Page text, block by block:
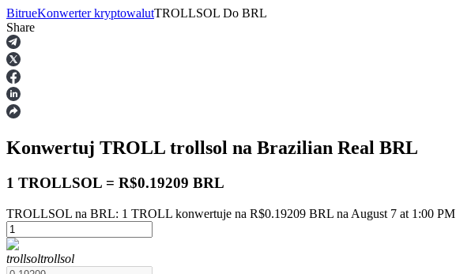
Kontrakty terminowe
Kontrakty terminowe na USDT
Kontrakty futures wykorzystujące USDT jako zabezpieczenie
BitrueKonwerter kryptowalutTROLLSOL Do BRL
Share
Konwertuj TROLL trollsol na Brazilian Real BRL
1 TROLLSOL = R$0.19209 BRL
TROLLSOL na BRL: 1 TROLL konwertuje na R$0.19209 BRL na August 7 at 1:00 PM
trollsoltrollsol